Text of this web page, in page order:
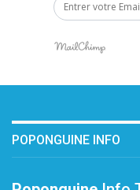
POPONGUINE INFO